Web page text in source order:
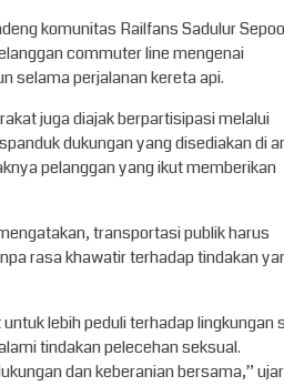
komunitas Railfans Sadulur
commuter line mengenai
selama perjalanan kereta api.
juga diajak berpartisipasi melalui
dukungan yang disediakan di
pelanggan yang ikut memberikan
transportasi publik harus
rasa khawatir terhadap tindakan
lebih peduli terhadap lingkungan
tindakan pelecehan seksual.
dan keberanian bersama,” ujar